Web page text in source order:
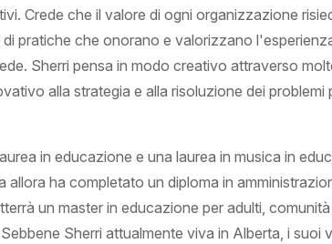
Crede che il valore di ogni organizzazione
pratiche che onorano e valorizzano
Sherri pensa in modo creativo attraverso
alla strategia e alla risoluzione dei problemi
in educazione e una laurea in musica in
ha completato un diploma in
un master in educazione per adulti, comunità
Sherri attualmente viva in Alberta, i suoi